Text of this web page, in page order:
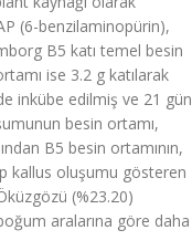
(6-benzilaminopürin),
B5 katı temel besin
ise 3.2 g katılarak
inkübe edilmiş ve 21 gün
besin ortamı,
B5 besin ortamının,
kallus oluşumu gösteren
(%23.20)
aralarına göre daha